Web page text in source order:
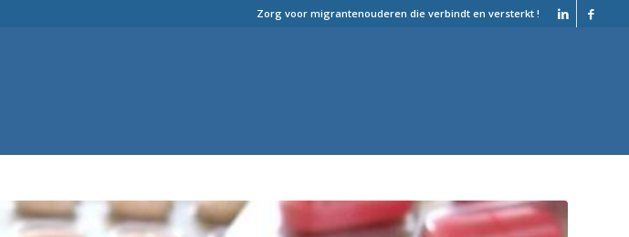
Zorg voor migrantenouderen die verbindt en versterkt !